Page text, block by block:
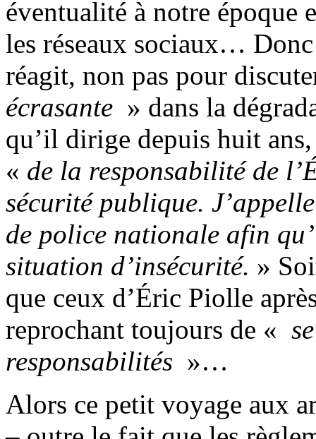
éventualité à notre époque
les réseaux sociaux…
réagit, non pas pour
écrasante » dans la
qu’il dirige depuis huit
« de la responsabilité de
sécurité publique.
de police nationale afin
situation d’insécurité. »
que ceux d’Éric Piolle
reprochant toujours de «
responsabilités »…
Alors ce petit voyage aux